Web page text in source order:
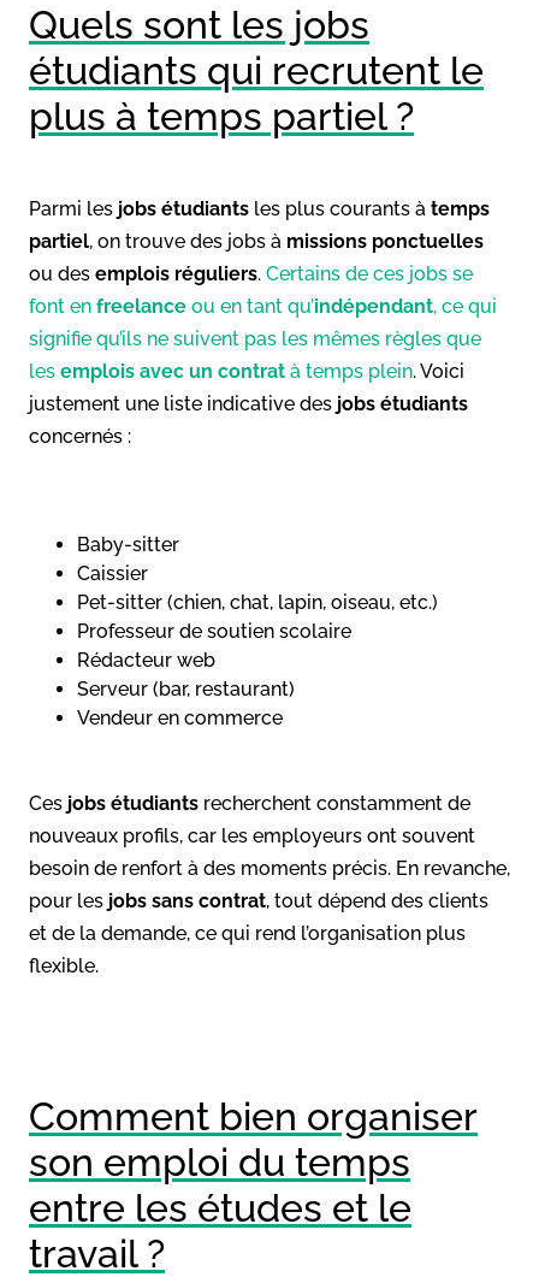
Quels sont les jobs
étudiants qui recrutent le
plus à temps partiel ?
Parmi les jobs étudiants les plus courants à temps
partiel, on trouve des jobs à missions ponctuelles
ou des emplois réguliers. Certains de ces jobs se
font en freelance ou en tant qu’indépendant, ce qui
signifie qu’ils ne suivent pas les mêmes règles que
les emplois avec un contrat à temps plein. Voici
justement une liste indicative des jobs étudiants
concernés :
Baby-sitter
Caissier
Pet-sitter (chien, chat, lapin, oiseau, etc.)
Professeur de soutien scolaire
Rédacteur web
Serveur (bar, restaurant)
Vendeur en commerce
Ces jobs étudiants recherchent constamment de
nouveaux profils, car les employeurs ont souvent
besoin de renfort à des moments précis. En revanche,
pour les jobs sans contrat, tout dépend des clients
et de la demande, ce qui rend l’organisation plus
flexible.
Comment bien organiser
son emploi du temps
entre les études et le
travail ?